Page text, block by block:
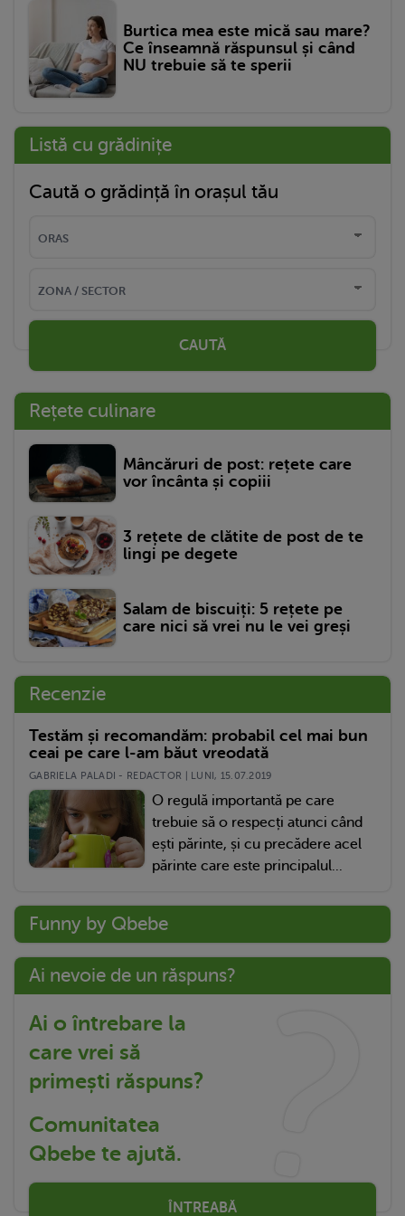
Burtica mea este mică sau mare?
Ce înseamnă răspunsul și când
NU trebuie să te sperii
Listă cu grădinițe
Caută o grădință în orașul tău
CAUTĂ
Rețete culinare
Mâncăruri de post: rețete care
vor încânta și copiii
3 rețete de clătite de post de te
lingi pe degete
Salam de biscuiți: 5 rețete pe
care nici să vrei nu le vei greși
Recenzie
Testăm și recomandăm: probabil cel mai bun
ceai pe care l-am băut vreodată
GABRIELA PALADI - REDACTOR | LUNI, 15.07.2019
O regulă importantă pe care
trebuie să o respecți atunci când
ești părinte, și cu precădere acel
părinte care este principalul...
Funny by Qbebe
Ai nevoie de un răspuns?
Ai o întrebare la
care vrei să
primești răspuns?
Comunitatea
Qbebe te ajută.
ÎNTREABĂ